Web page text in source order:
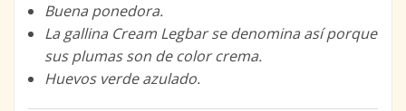
Buena ponedora.
La gallina Cream Legbar se denomina así porque
sus plumas son de color crema.
Huevos verde azulado.